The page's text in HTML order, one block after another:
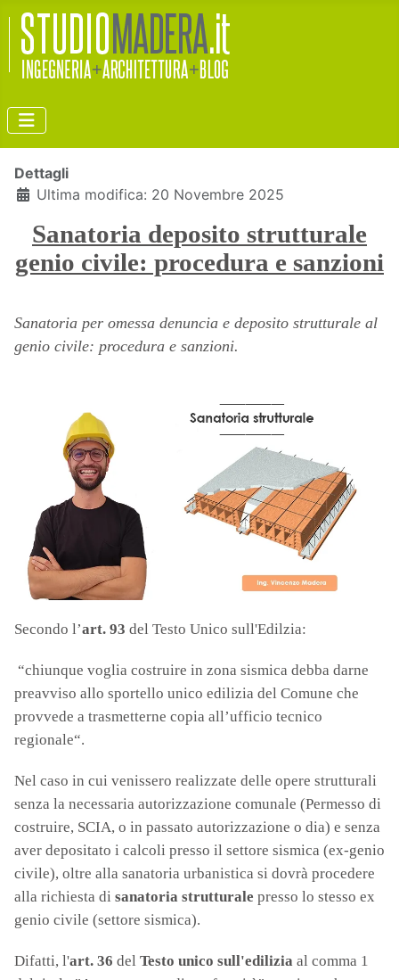
Dettagli
Ultima modifica: 20 Novembre 2025
Sanatoria deposito strutturale
genio civile: procedura e sanzioni
Sanatoria per omessa denuncia e deposito strutturale al
genio civile: procedura e sanzioni.
Secondo l’art. 93 del Testo Unico sull'Edilzia:
“chiunque voglia costruire in zona sismica debba darne
preavviso allo sportello unico edilizia del Comune che
provvede a trasmetterne copia all’ufficio tecnico
regionale“.
Nel caso in cui venissero realizzate delle opere strutturali
senza la necessaria autorizzazione comunale (Permesso di
costruire, SCIA, o in passato autorizzazione o dia) e senza
aver depositato i calcoli presso il settore sismica (ex-genio
civile), oltre alla sanatoria urbanistica si dovrà procedere
alla richiesta di sanatoria strutturale presso lo stesso ex
genio civile (settore sismica).
Difatti, l'art. 36 del Testo unico sull'edilizia al comma 1